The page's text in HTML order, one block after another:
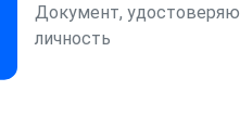
Документ,
личность